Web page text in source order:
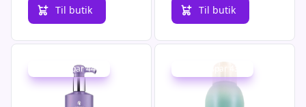
Til butik Til butik
Udsalg - spar 44 % Udsalg - spar 43 %